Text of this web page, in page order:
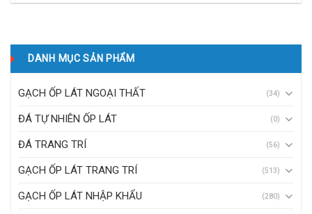
DANH MỤC SẢN PHẨM
GẠCH ỐP LÁT NGOẠI THẤT (34)
ĐÁ TỰ NHIÊN ỐP LÁT (0)
ĐÁ TRANG TRÍ (56)
GẠCH ỐP LÁT TRANG TRÍ (513)
GẠCH ỐP LÁT NHẬP KHẨU (280)